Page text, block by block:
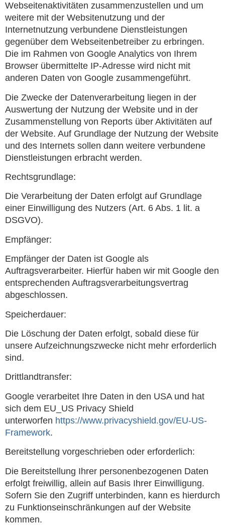
Webseitenaktivitäten zusammenzustellen und um
weitere mit der Websitenutzung und der
Internetnutzung verbundene Dienstleistungen
gegenüber dem Webseitenbetreiber zu erbringen.
Die im Rahmen von Google Analytics von Ihrem
Browser übermittelte IP-Adresse wird nicht mit
anderen Daten von Google zusammengeführt.
Die Zwecke der Datenverarbeitung liegen in der
Auswertung der Nutzung der Website und in der
Zusammenstellung von Reports über Aktivitäten auf
der Website. Auf Grundlage der Nutzung der Website
und des Internets sollen dann weitere verbundene
Dienstleistungen erbracht werden.
Rechtsgrundlage:
Die Verarbeitung der Daten erfolgt auf Grundlage
einer Einwilligung des Nutzers (Art. 6 Abs. 1 lit. a
DSGVO).
Empfänger:
Empfänger der Daten ist Google als
Auftragsverarbeiter. Hierfür haben wir mit Google den
entsprechenden Auftragsverarbeitungsvertrag
abgeschlossen.
Speicherdauer:
Die Löschung der Daten erfolgt, sobald diese für
unsere Aufzeichnungszwecke nicht mehr erforderlich
sind.
Drittlandtransfer:
Google verarbeitet Ihre Daten in den USA und hat
sich dem EU_US Privacy Shield
unterworfen https://www.privacyshield.gov/EU-US-
Framework.
Bereitstellung vorgeschrieben oder erforderlich:
Die Bereitstellung Ihrer personenbezogenen Daten
erfolgt freiwillig, allein auf Basis Ihrer Einwilligung.
Sofern Sie den Zugriff unterbinden, kann es hierdurch
zu Funktionseinschränkungen auf der Website
kommen.